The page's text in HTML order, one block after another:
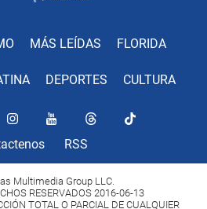
MÁS LEÍDAS FLORIDA
DEPORTES CULTURA
RSS
Multimedia Group LLC.
RESERVADOS 2016-06-13
TOTAL O PARCIAL DE CUALQUIER